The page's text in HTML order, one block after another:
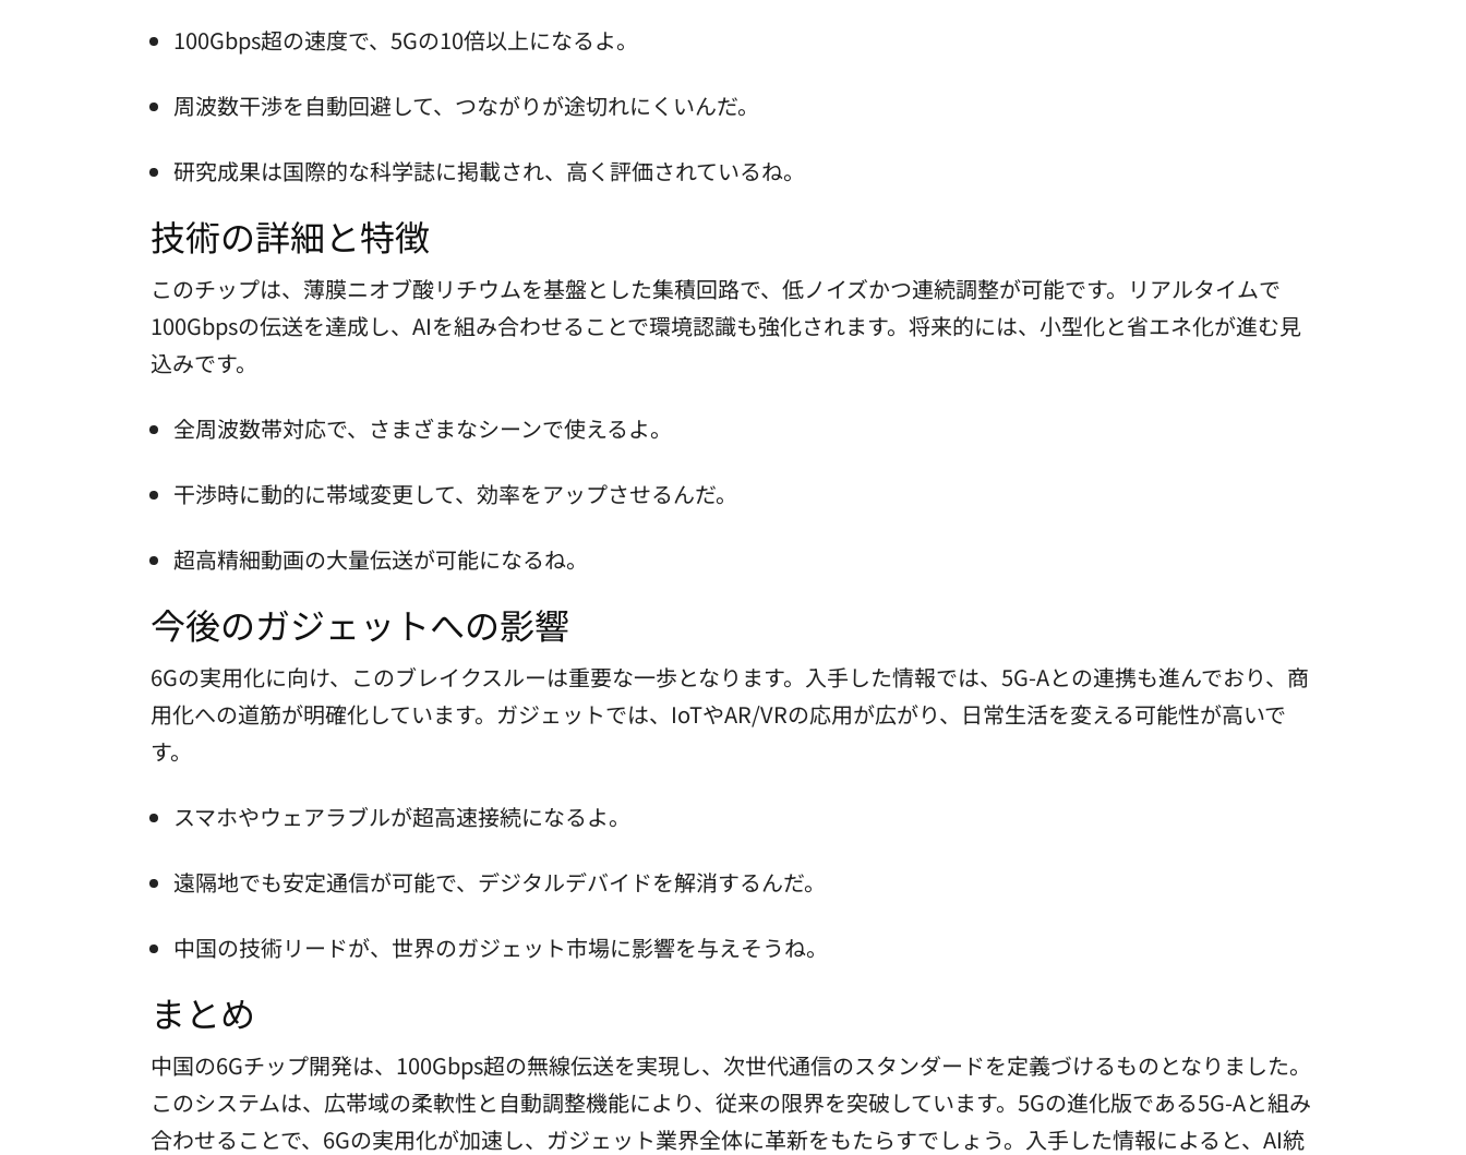
100Gbps超の速度で、5Gの10倍以上になるよ。
周波数干渉を自動回避して、つながりが途切れにくいんだ。
研究成果は国際的な科学誌に掲載され、高く評価されているね。
技術の詳細と特徴
このチップは、薄膜ニオブ酸リチウムを基盤とした集積回路で、低ノイズかつ連続調整が可能です。リアルタイムで
100Gbpsの伝送を達成し、AIを組み合わせることで環境認識も強化されます。将来的には、小型化と省エネ化が進む見
込みです。
全周波数帯対応で、さまざまなシーンで使えるよ。
干渉時に動的に帯域変更して、効率をアップさせるんだ。
超高精細動画の大量伝送が可能になるね。
今後のガジェットへの影響
6Gの実用化に向け、このブレイクスルーは重要な一歩となります。入手した情報では、5G-Aとの連携も進んでおり、商
用化への道筋が明確化しています。ガジェットでは、IoTやAR/VRの応用が広がり、日常生活を変える可能性が高いで
す。
スマホやウェアラブルが超高速接続になるよ。
遠隔地でも安定通信が可能で、デジタルデバイドを解消するんだ。
中国の技術リードが、世界のガジェット市場に影響を与えそうね。
まとめ
中国の6Gチップ開発は、100Gbps超の無線伝送を実現し、次世代通信のスタンダードを定義づけるものとなりました。
このシステムは、広帯域の柔軟性と自動調整機能により、従来の限界を突破しています。5Gの進化版である5G-Aと組み
合わせることで、6Gの実用化が加速し、ガジェット業界全体に革新をもたらすでしょう。入手した情報によると、AI統